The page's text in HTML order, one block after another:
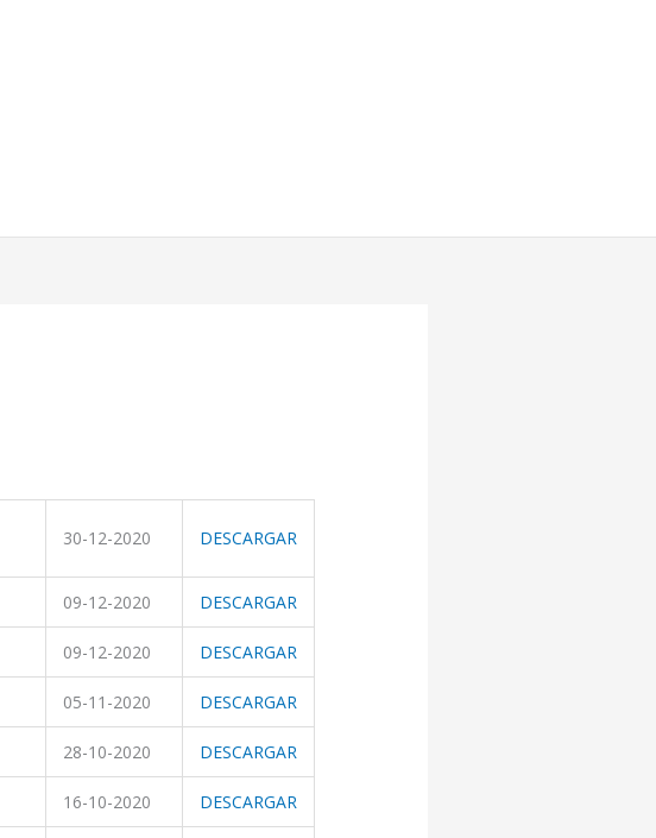
30-12-2020 DESCARGAR
09-12-2020 DESCARGAR
09-12-2020 DESCARGAR
05-11-2020 DESCARGAR
28-10-2020 DESCARGAR
16-10-2020 DESCARGAR